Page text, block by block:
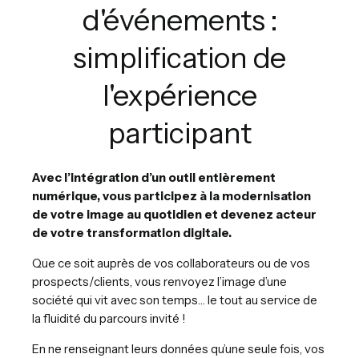
d'événements :
simplification de
l'expérience
participant
Avec l’intégration d’un outil entièrement
numérique, vous participez à la modernisation
de votre image au quotidien et devenez acteur
de votre transformation digitale.
Que ce soit auprès de vos collaborateurs ou de vos
prospects/clients, vous renvoyez l’image d’une
société qui vit avec son temps… le tout au service de
la fluidité du parcours invité !
En ne renseignant leurs données qu’une seule fois, vos